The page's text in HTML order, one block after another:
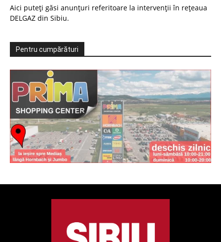
Aici puteți găsi anunțuri referitoare la intervenții în rețeaua
DELGAZ din Sibiu.
Pentru cumpărături